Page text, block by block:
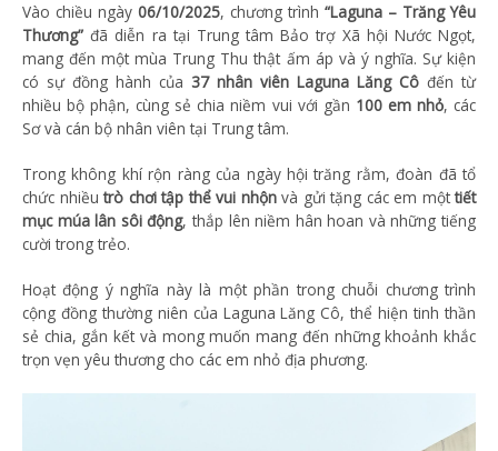
Vào chiều ngày 06/10/2025, chương trình “Laguna – Trăng Yêu
Thương” đã diễn ra tại Trung tâm Bảo trợ Xã hội Nước Ngọt,
mang đến một mùa Trung Thu thật ấm áp và ý nghĩa. Sự kiện
có sự đồng hành của 37 nhân viên Laguna Lăng Cô đến từ
nhiều bộ phận, cùng sẻ chia niềm vui với gần 100 em nhỏ, các
Sơ và cán bộ nhân viên tại Trung tâm.
Trong không khí rộn ràng của ngày hội trăng rằm, đoàn đã tổ
chức nhiềutrò chơi tập thể vui nhộnvà gửi tặng các em mộttiết
mục múa lân sôi động, thắp lên niềm hân hoan và những tiếng
cười trong trẻo.
Hoạt động ý nghĩa này là một phần trong chuỗi chương trình
cộng đồng thường niên của Laguna Lăng Cô, thể hiện tinh thần
sẻ chia, gắn kết và mong muốn mang đến những khoảnh khắc
trọn vẹn yêu thương cho các em nhỏ địa phương.